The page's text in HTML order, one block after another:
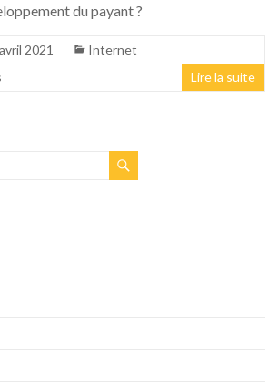
du payant ?
2021
Internet
Lire la suite